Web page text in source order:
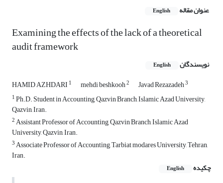
عنوان مقاله English
Examining the effects of the lack of a theoretical
audit framework
نویسندگان English
HAMID AZHDARI 1 mehdi beshkooh2 Javad Rezazadeh3
1Ph.D. Student in Accounting, Qazvin Branch, Islamic Azad University,
Qazvin, Iran.
2Assistant Professor of Accounting, Qazvin Branch, Islamic Azad
University, Qazvin, Iran.
3Associate Professor of Accounting, Tarbiat modares University, Tehran,
Iran.
چکیده
English